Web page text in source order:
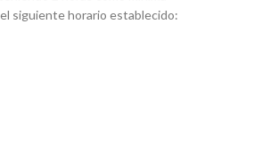
siguiente horario establecido: